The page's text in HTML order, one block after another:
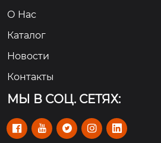
О Hас
Каталог
Новости
Контакты
МЫ В СОЦ. СЕТЯХ:
    